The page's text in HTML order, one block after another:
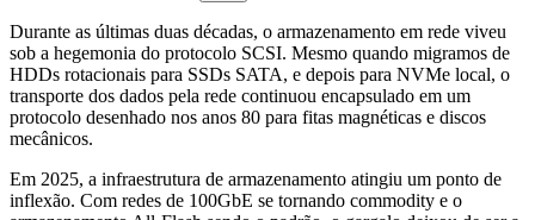
Durante as últimas duas décadas, o armazenamento em rede viveu
sob a hegemonia do protocolo SCSI. Mesmo quando migramos de
HDDs rotacionais para SSDs SATA, e depois para NVMe local, o
transporte dos dados pela rede continuou encapsulado em um
protocolo desenhado nos anos 80 para fitas magnéticas e discos
mecânicos.
Em 2025, a infraestrutura de armazenamento atingiu um ponto de
inflexão. Com redes de 100GbE se tornando commodity e o